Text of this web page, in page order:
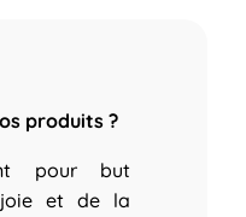
produits ?
pour but
et de la